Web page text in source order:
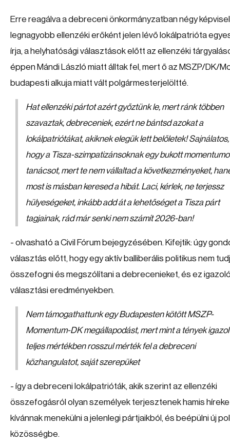
Erre reagálva a debreceni önkormányzatban négy
legnagyobb ellenzéki erőként jelen lévő lokálpatrióta
írja, a helyhatósági választások előtt az ellenzéki
éppen Mándi László miatt álltak fel, mert ő az MSZP/DK/
budapesti alkuja miatt vált polgármesterjelöltté.
Hat ellenzéki pártot azért győztünk le, mert ránk többen
szavaztak, debreceniek, ezért ne bántsd azokat a
lokálpatriótákat, akiknek elegük lett belőletek! Sajnálatos,
hogy a Tisza-szimpatizánsoknak egy bukott
tanácsot, mert te nem vállaltad a következményeket,
most is másban keresed a hibát. Laci, kérlek, ne terjessz
hülyeségeket, inkább add át a lehetőséget a Tisza párt
tagjainak, rád már senki nem számít 2026-ban!
- olvasható a Civil Fórum bejegyzésében. Kifejtik: úgy
választás előtt, hogy egy aktív balliberális politikus nem
összefogni és megszólítani a debrecenieket, és ez
választási eredményekben.
Nem támogathattunk egy Budapesten kötött MSZP-
Momentum-DK megállapodást, mert mint a tények
teljes mértékben rosszul mérték fel a debreceni
közhangulatot, saját szerepüket
- így a debreceni lokálpatrióták, akik szerint az ellenzéki
összefogásról olyan személyek terjesztenek hamis
kívánnak menekülni a jelenlegi pártjaikból, és beépülni új
közösségbe.